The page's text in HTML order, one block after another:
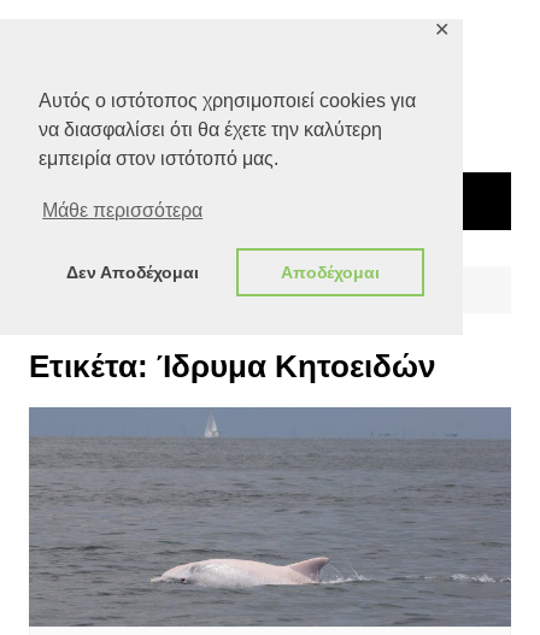
Αυτός ο ιστότοπος χρησιμοποιεί cookies για
να διασφαλίσει ότι θα έχετε την καλύτερη
εμπειρία στον ιστότοπό μας.
Μάθε περισσότερα
Δεν Αποδέχομαι Αποδέχομαι
✕
Ίδρυμα Κητοειδών
Ετικέτα: Ίδρυμα Κητοειδών